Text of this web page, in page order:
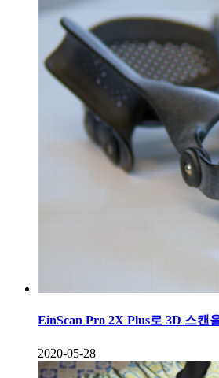
EinScan Pro 2X Plus로 3D 스캔
2020-05-28